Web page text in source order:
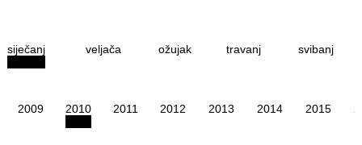
siječanj veljača ožujak travanj svibanj
2009 2010 2011 2012 2013 2014 2015